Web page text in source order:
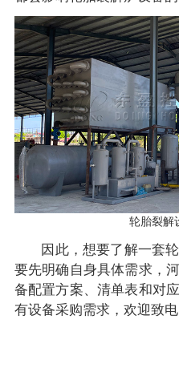
轮胎裂解
因此，想要了解一套
要先明确自身具体需求，
备配置方案、清单表和对
有设备采购需求，欢迎致电